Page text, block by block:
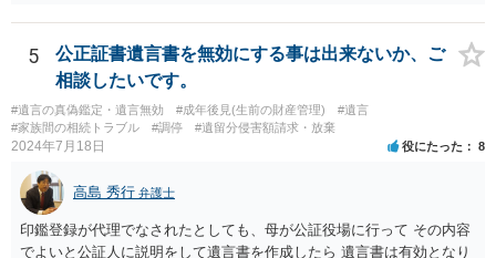
5
公正証書遺言書を無効にする事は出来ないか、ご
相談したいです。
#遺言の真偽鑑定・遺言無効 #成年後見(生前の財産管理)
#遺言
#家族間の相続トラブル
#調停 #遺留分侵害額請求・放棄
2024年7月18日 役にたった 8
高島 秀行 弁護士
印鑑登録が代理でなされたとしても、母が公証役場に行って その内容
でよいと公証人に説明をして遺言書を作成したら 遺言書は有効となり